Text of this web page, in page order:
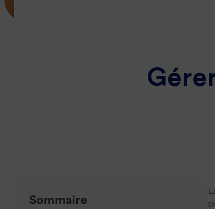
Sommaire